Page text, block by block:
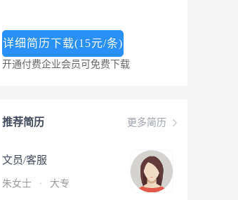
详细简历下载(15元/条)
开通付费企业会员可免费下载
更多简历
推荐简历
文员/客服
朱女士 · 大专